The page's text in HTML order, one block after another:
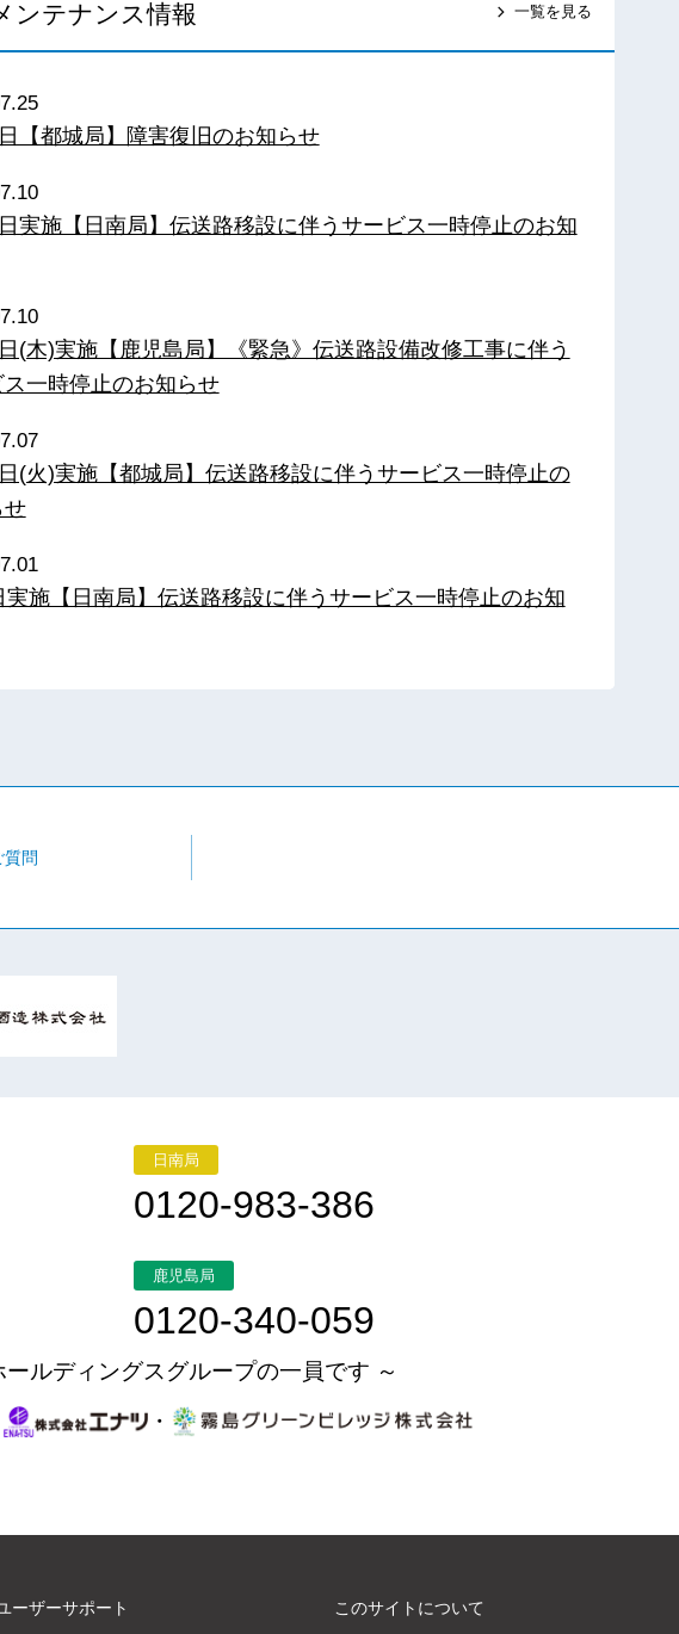
ンテナンス情報 一覧を見る
【都城局】障害復旧のお知らせ
実施【日南局】伝送路移設に伴うサービス一時停止のお知
(木)実施【鹿児島局】《緊急》伝送路設備改修工事に伴う
一時停止のお知らせ
(火)実施【都城局】伝送路移設に伴うサービス一時停止の
せ
実施【日南局】伝送路移設に伴うサービス一時停止のお知
質問
日南局
0120-983-386
鹿児島局
0120-340-059
ールディングスグループの一員です ～
・
ーザーサポート このサイトについて